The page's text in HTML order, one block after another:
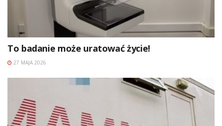
To badanie może uratować życie!
27 MAJA 2026